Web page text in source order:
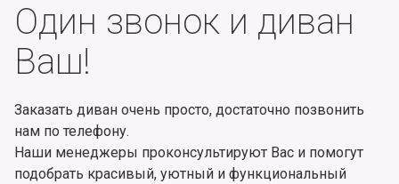
Один звонок и диван
Ваш!
Заказать диван очень просто, достаточно позвонить
нам по телефону.
Наши менеджеры проконсультируют Вас и помогут
подобрать красивый, уютный и функциональный